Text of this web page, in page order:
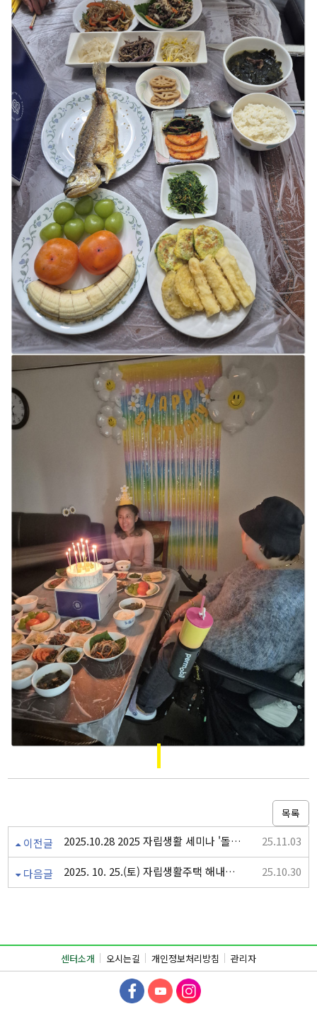
목록
이전글 2025.10.28 2025 자립생활 세미나 '돌봄통합지원법 시행에 따른 지역사회 전환서비스를 위한 토론회 25.11.03
다음글 2025. 10. 25.(토) 자립생활주택 해내리홈 문화체험 25.10.30
센터소개 오시는길 개인정보처리방침 관리자